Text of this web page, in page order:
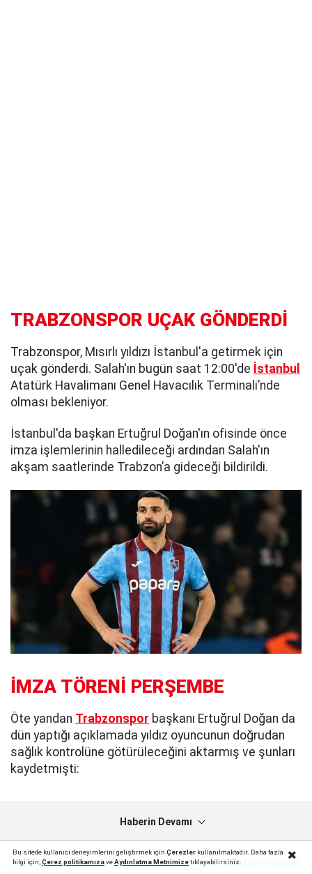
TRABZONSPOR UÇAK GÖNDERDİ
Trabzonspor, Mısırlı yıldızı İstanbul'a getirmek için
uçak gönderdi. Salah'ın bugün saat 12:00'de İstanbul
Atatürk Havalimanı Genel Havacılık Terminali’nde
olması bekleniyor.
İstanbul'da başkan Ertuğrul Doğan'ın ofisinde önce
imza işlemlerinin halledileceği ardından Salah'ın
akşam saatlerinde Trabzon’a gideceği bildirildi.
İMZA TÖRENİ PERŞEMBE
Öte yandan Trabzonspor başkanı Ertuğrul Doğan da
dün yaptığı açıklamada yıldız oyuncunun doğrudan
sağlık kontrolüne götürüleceğini aktarmış ve şunları
kaydetmişti:
Haberin Devamı
Bu sitede kullanıcı deneyimlerini geliştirmek için Çerezlerkullanılmaktadır. Daha fazla
bilgi için;Çerez politikamızaveAydınlatma Metnimizetıklayabilirsiniz.Reklamı Kapat